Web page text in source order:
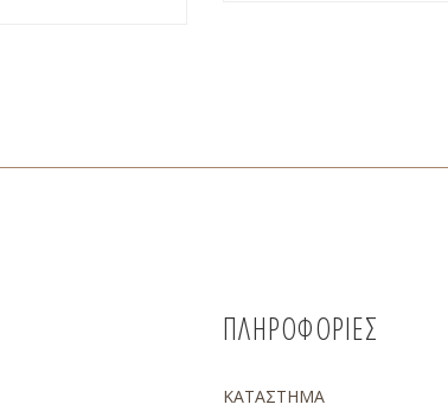
ΠΛΗΡΟΦΟΡΙΕΣ
ΚΑΤΑΣΤΗΜΑ